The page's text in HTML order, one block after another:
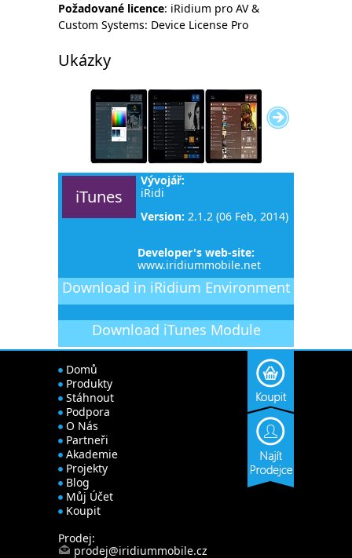
Požadované licence: iRidium pro AV &
Custom Systems: Device License Pro
Ukázky
iTunes
Vývojář:
iRidi
Version: 2.1.2 (06 Feb, 2014)
Developer's web-site:
www.iridiummobile.net
Download in iRidium Environment
Download iTunes Module
Domů
Produkty
Stáhnout
Podpora
O Nás
Partneři
Akademie
Projekty
Blog
Můj Účet
Koupit
Prodej:
prodej@iridiummobile.cz